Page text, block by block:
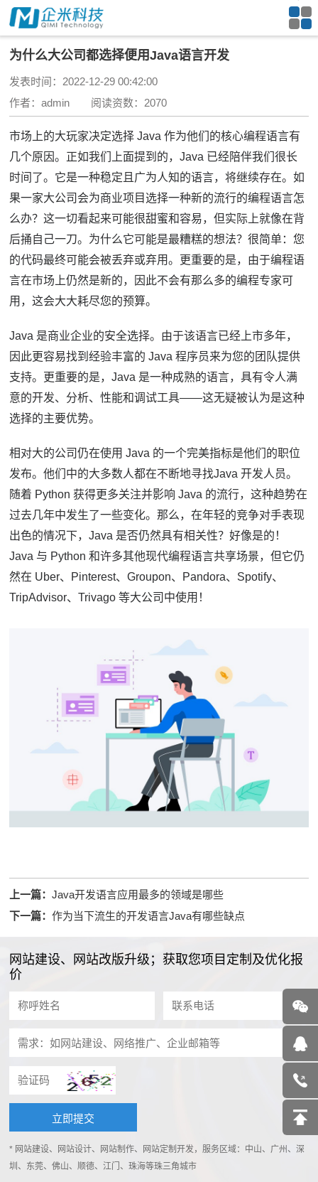
为什么大公司都选择便用Java语言开发
发表时间：2022-12-29 00:42:00
作者：admin 阅读资数：2070
市场上的大玩家决定选择 Java 作为他们的核心编程语言有
几个原因。 正如我们上面提到的，Java 已经陪伴我们很长
时间了。 它是一种稳定且广为人知的语言，将继续存在。如
果一家大公司会为商业项目选择一种新的流行的编程语言怎
么办？这一切看起来可能很甜蜜和容易，但实际上就像在背
后捅自己一刀。 为什么它可能是最糟糕的想法？很简单：您
的代码最终可能会被丢弃或弃用。 更重要的是，由于编程语
言在市场上仍然是新的，因此不会有那么多的编程专家可
用，这会大大耗尽您的预算。
Java 是商业企业的安全选择。 由于该语言已经上市多年，
因此更容易找到经验丰富的 Java 程序员来为您的团队提供
支持。 更重要的是，Java 是一种成熟的语言，具有令人满
意的开发、分析、性能和调试工具——这无疑被认为是这种
选择的主要优势。
相对大的公司仍在使用 Java 的一个完美指标是他们的职位
发布。他们中的大多数人都在不断地寻找Java 开发人员。
随着 Python 获得更多关注并影响 Java 的流行，这种趋势在
过去几年中发生了一些变化。 那么，在年轻的竞争对手表现
出色的情况下，Java 是否仍然具有相关性？好像是的！
Java 与 Python 和许多其他现代编程语言共享场景，但它仍
然在 Uber、Pinterest、Groupon、Pandora、Spotify、
TripAdvisor、Trivago 等大公司中使用！
上一篇：Java开发语言应用最多的领域是哪些
下一篇：作为当下流生的开发语言Java有哪些缺点
网站建设、网站改版升级；获取您项目定制及优化报
价
* 网站建设、网站设计、网站制作、网站定制开发，服务区域：中山、广州、深
圳、东莞、佛山、顺德、江门、珠海等珠三角城市